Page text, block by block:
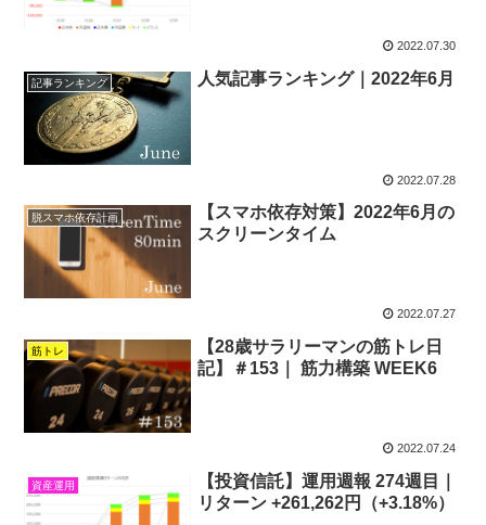
2022.07.30
記事ランキング 人気記事ランキング｜2022年6月
2022.07.28
脱スマホ依存計画
【スマホ依存対策】2022年6月の
スクリーンタイム
2022.07.27
筋トレ
【28歳サラリーマンの筋トレ日
記】＃153｜ 筋力構築 WEEK6
2022.07.24
資産運用
【投資信託】運用週報 274週目｜
リターン +261,262円（+3.18%）